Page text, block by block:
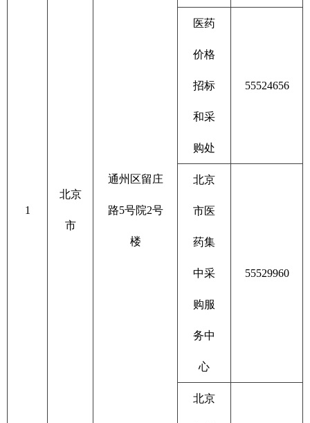
1
北京
市
通州区留庄
路5号院2号
楼
医药
价格
招标
和采
购处
55524656
北京
市医
药集
中采
购服
务中
心
55529960
北京